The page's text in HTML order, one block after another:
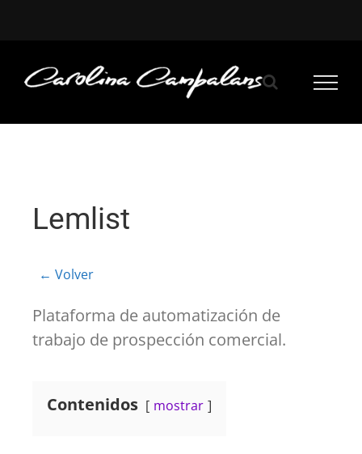
Lemlist
← Volver
Plataforma de automatización de
trabajo de prospección comercial.
Contenidos mostrar